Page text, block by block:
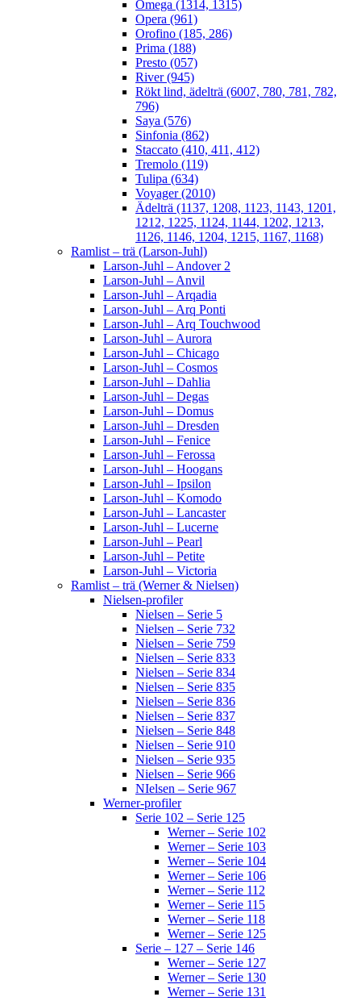
Omega (1314, 1315)
Opera (961)
Orofino (185, 286)
Prima (188)
Presto (057)
River (945)
Rökt lind, ädelträ (6007, 780, 781, 782,
796)
Saya (576)
Sinfonia (862)
Staccato (410, 411, 412)
Tremolo (119)
Tulipa (634)
Voyager (2010)
Ädelträ (1137, 1208, 1123, 1143, 1201,
1212, 1225, 1124, 1144, 1202, 1213,
1126, 1146, 1204, 1215, 1167, 1168)
Ramlist – trä (Larson-Juhl)
Larson-Juhl – Andover 2
Larson-Juhl – Anvil
Larson-Juhl – Arqadia
Larson-Juhl – Arq Ponti
Larson-Juhl – Arq Touchwood
Larson-Juhl – Aurora
Larson-Juhl – Chicago
Larson-Juhl – Cosmos
Larson-Juhl – Dahlia
Larson-Juhl – Degas
Larson-Juhl – Domus
Larson-Juhl – Dresden
Larson-Juhl – Fenice
Larson-Juhl – Ferossa
Larson-Juhl – Hoogans
Larson-Juhl – Ipsilon
Larson-Juhl – Komodo
Larson-Juhl – Lancaster
Larson-Juhl – Lucerne
Larson-Juhl – Pearl
Larson-Juhl – Petite
Larson-Juhl – Victoria
Ramlist – trä (Werner & Nielsen)
Nielsen-profiler
Nielsen – Serie 5
Nielsen – Serie 732
Nielsen – Serie 759
Nielsen – Serie 833
Nielsen – Serie 834
Nielsen – Serie 835
Nielsen – Serie 836
Nielsen – Serie 837
Nielsen – Serie 848
Nielsen – Serie 910
Nielsen – Serie 935
Nielsen – Serie 966
NIelsen – Serie 967
Werner-profiler
Serie 102 – Serie 125
Werner – Serie 102
Werner – Serie 103
Werner – Serie 104
Werner – Serie 106
Werner – Serie 112
Werner – Serie 115
Werner – Serie 118
Werner – Serie 125
Serie – 127 – Serie 146
Werner – Serie 127
Werner – Serie 130
Werner – Serie 131